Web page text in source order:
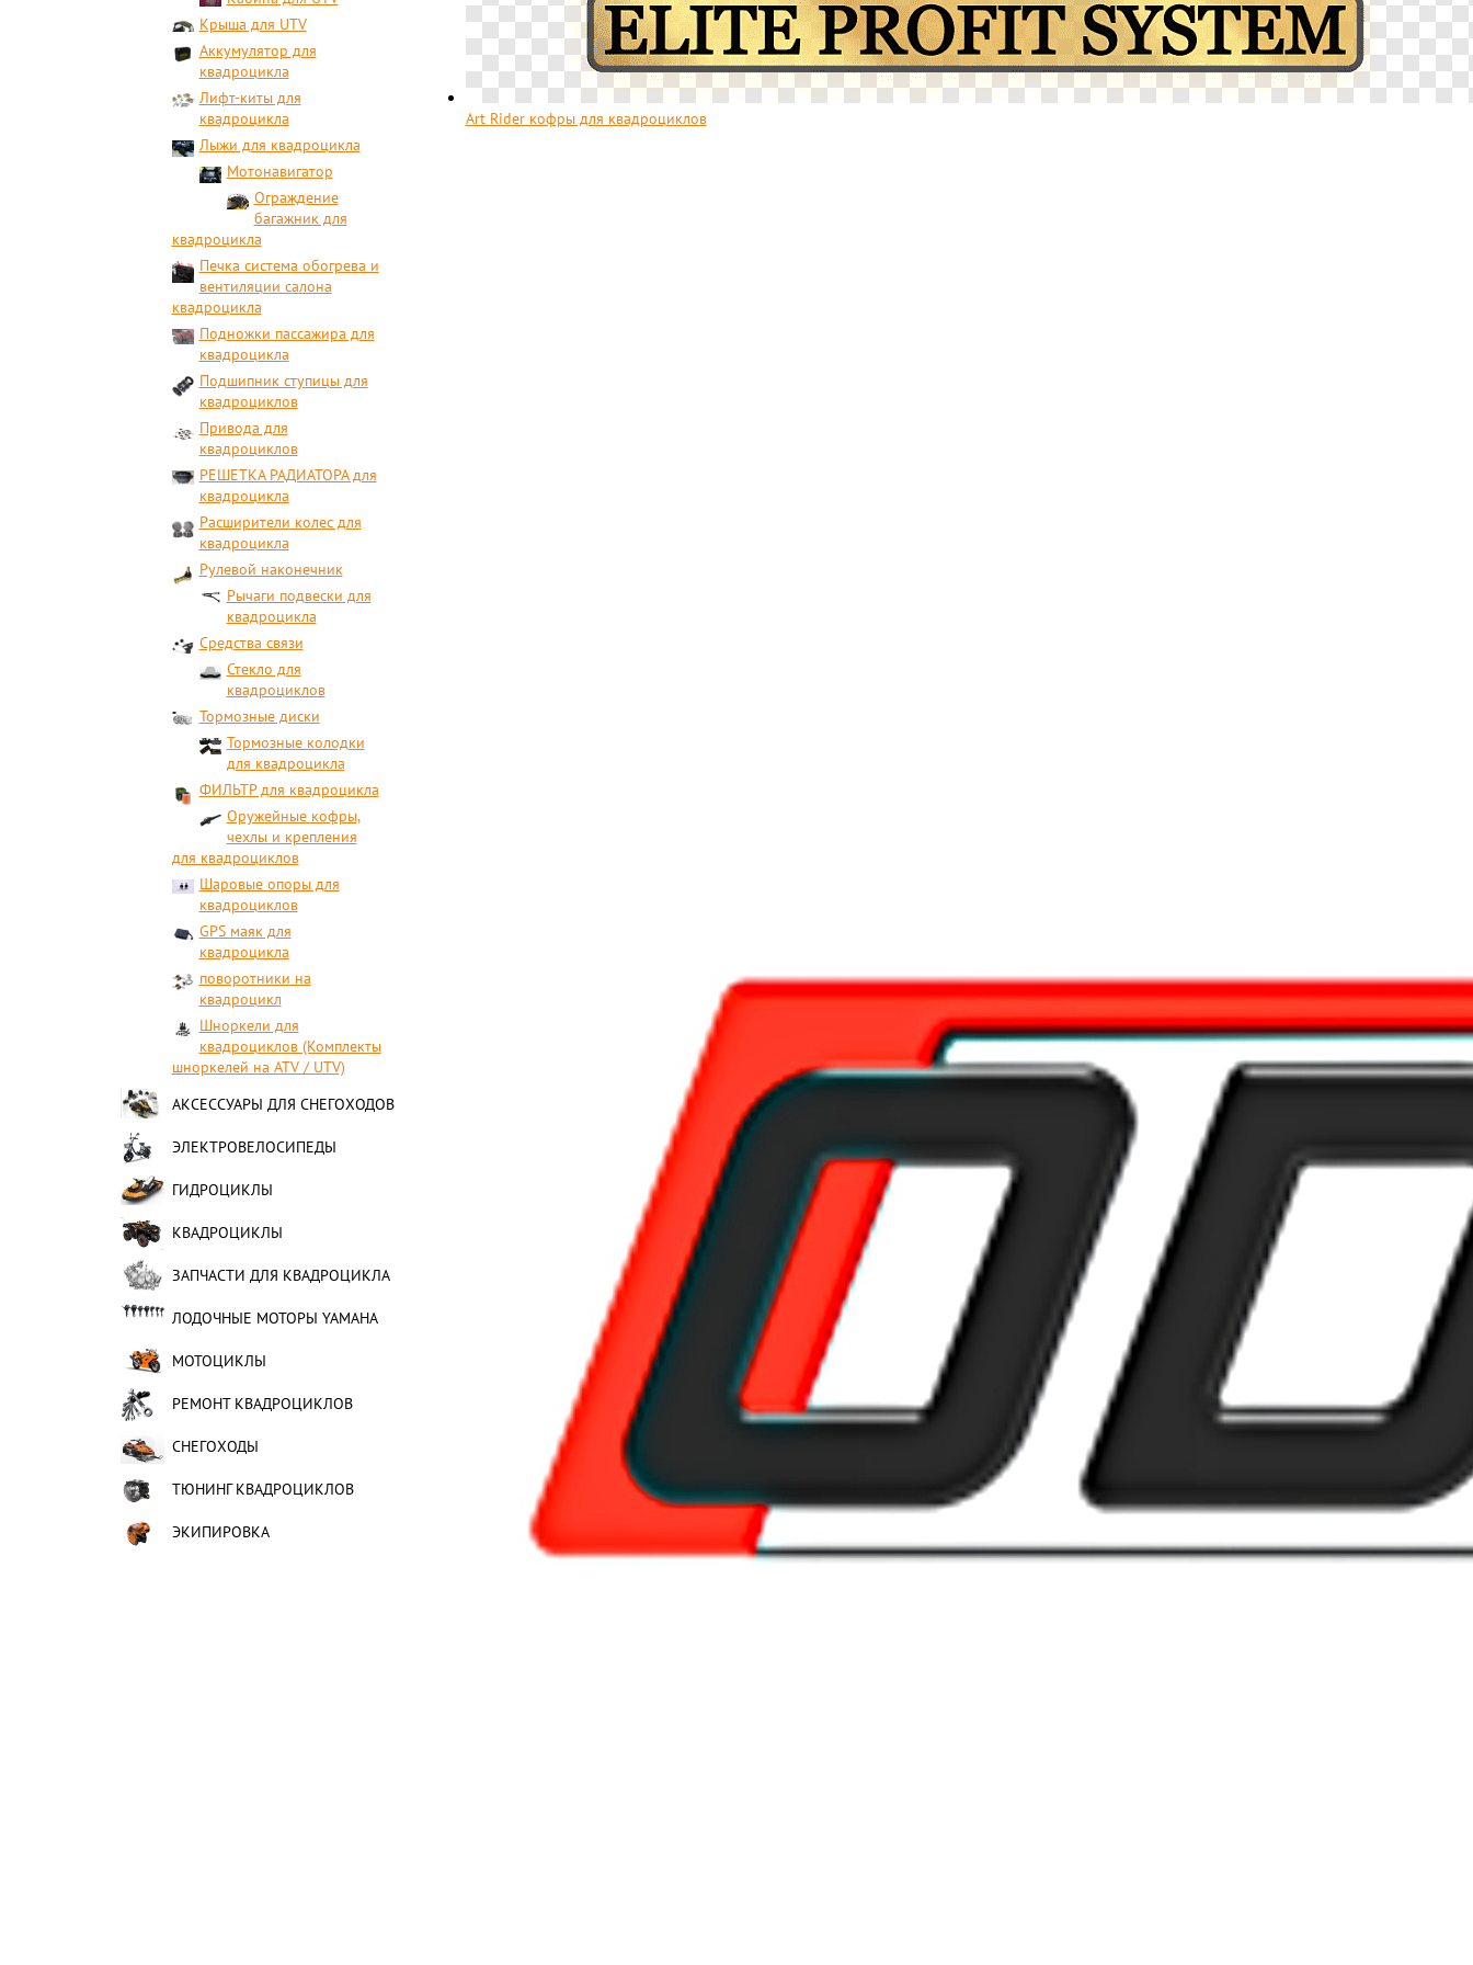
Крыша для UTV
Аккумулятор для
квадроцикла
Лифт-киты для
квадроцикла
Лыжи для квадроцикла
Мотонавигатор
Ограждение
багажник для
квадроцикла
Печка система обогрева и
вентиляции салона
квадроцикла
Подножки пассажира для
квадроцикла
Подшипник ступицы для
квадроциклов
Привода для
квадроциклов
РЕШЕТКА РАДИАТОРА для
квадроцикла
Расширители колес для
квадроцикла
Рулевой наконечник
Рычаги подвески для
квадроцикла
Средства связи
Стекло для
квадроциклов
Тормозные диски
Тормозные колодки
для квадроцикла
ФИЛЬТР для квадроцикла
Оружейные кофры,
чехлы и крепления
для квадроциклов
Шаровые опоры для
квадроциклов
GPS маяк для
квадроцикла
поворотники на
квадроцикл
Шноркели для
квадроциклов (Комплекты
шноркелей на ATV / UTV)
АКСЕССУАРЫ ДЛЯ СНЕГОХОДОВ
ЭЛЕКТРОВЕЛОСИПЕДЫ
ГИДРОЦИКЛЫ
КВАДРОЦИКЛЫ
ЗАПЧАСТИ ДЛЯ КВАДРОЦИКЛА
ЛОДОЧНЫЕ МОТОРЫ YAMAHA
МОТОЦИКЛЫ
РЕМОНТ КВАДРОЦИКЛОВ
СНЕГОХОДЫ
ТЮНИНГ КВАДРОЦИКЛОВ
ЭКИПИРОВКА
Art Rider кофры для квадроциклов